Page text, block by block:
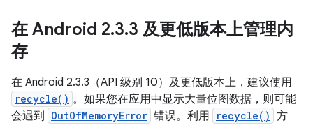
在 Android 2.3.3 及更低版本上管理内
存
在 Android 2.3.3（API 级别 10）及更低版本上，建议使用
recycle() 。如果您在应用中显示大量位图数据，则可能
会遇到
OutOfMemoryError 错误。利用 recycle() 方